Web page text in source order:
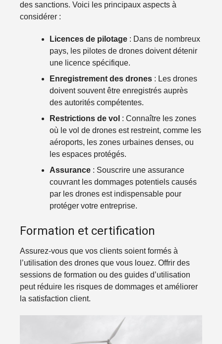
des sanctions. Voici les principaux aspects à
considérer :
Licences de pilotage : Dans de nombreux
pays, les pilotes de drones doivent détenir
une licence spécifique.
Enregistrement des drones : Les drones
doivent souvent être enregistrés auprès
des autorités compétentes.
Restrictions de vol : Connaître les zones
où le vol de drones est restreint, comme les
aéroports, les zones urbaines denses, ou
les espaces protégés.
Assurance : Souscrire une assurance
couvrant les dommages potentiels causés
par les drones est indispensable pour
protéger votre entreprise.
Formation et certification
Assurez-vous que vos clients soient formés à
l’utilisation des drones que vous louez. Offrir des
sessions de formation ou des guides d’utilisation
peut réduire les risques de dommages et améliorer
la satisfaction client.